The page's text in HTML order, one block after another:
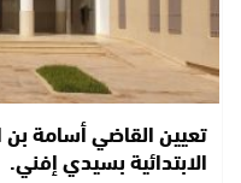
تعيين القاضي أسامة
الابتدائية بسيدي إفني.